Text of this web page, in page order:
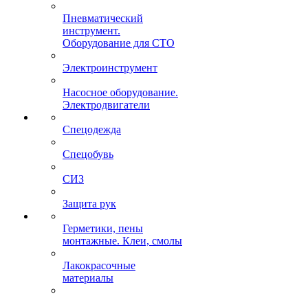
Пневматический
инструмент.
Оборудование для СТО
Электроинструмент
Насосное оборудование.
Электродвигатели
Спецодежда
Спецобувь
СИЗ
Защита рук
Герметики, пены
монтажные. Клеи, смолы
Лакокрасочные
материалы